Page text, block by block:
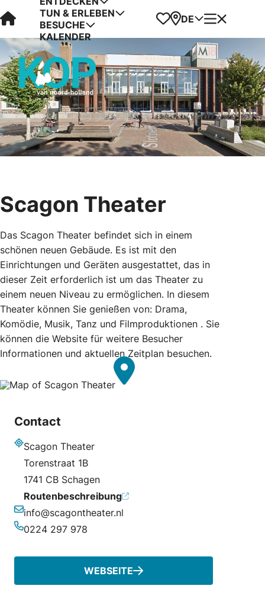
Visit Kop van Holland
TUN & ERLEBEN
BESUCHE
KALENDER
Favoriten
Karte
DE Menü
Scagon Theater
Das Scagon Theater befindet sich in einem
schönen neuen Gebäude. Es ist mit den
Einrichtungen und Geräten ausgestattet, das in
dieser Zeit erforderlich ist um das Theater zu
einem neuen Niveau zu ermöglichen. In diesem
Theater können Sie genießen von: Drama,
Komödie, Musik, Tanz und Filmproduktionen . Sie
können die Website für weitere Besucher
Informationen und aktuellen Zeitplan besuchen.
Contact
Adresse
Scagon Theater
Torenstraat 1B
1741 CB Schagen
Routenbeschreibung
E-Mail-Adresse
info@scagontheater.nl
0224 297 978
WEBSEITE